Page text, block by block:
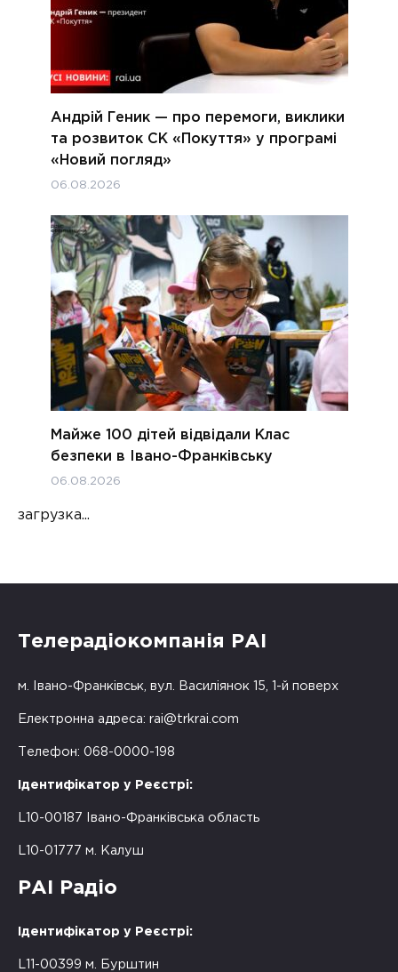
Андрій Геник — про перемоги, виклики
та розвиток СК «Покуття» у програмі
«Новий погляд»
06.08.2026
Майже 100 дітей відвідали Клас
безпеки в Івано-Франківську
06.08.2026
загрузка...
Телерадіокомпанія РАІ
м. Івано-Франківськ, вул. Василіянок 15, 1-й поверх
Електронна адреса: rai@trkrai.com
Телефон: 068-0000-198
Ідентифікатор у Реєстрі:
L10-00187 Івано-Франківська область
L10-01777 м. Калуш
РАІ Радіо
Ідентифікатор у Реєстрі:
L11-00399 м. Бурштин